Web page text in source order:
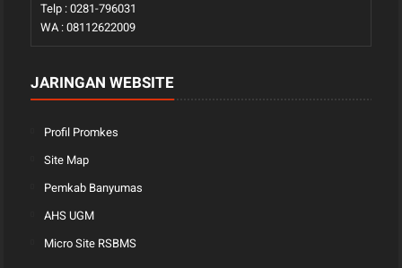
Telp : 0281-796031
WA : 08112622009
JARINGAN WEBSITE
Profil Promkes
Site Map
Pemkab Banyumas
AHS UGM
Micro Site RSBMS